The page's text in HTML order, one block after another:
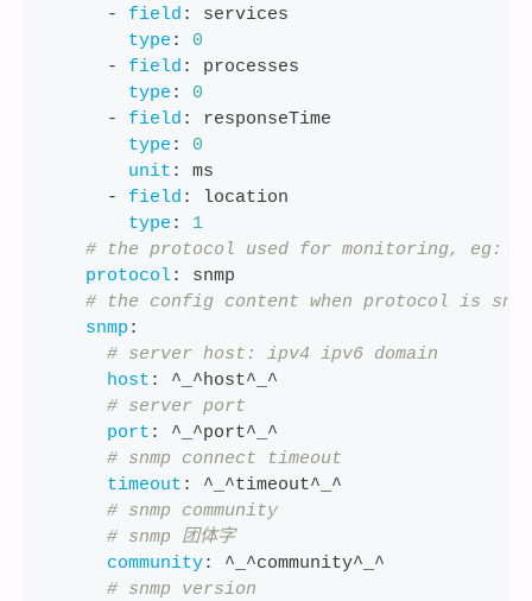
-
field :
services
type :
0
-
field :
processes
type :
0
-
field :
responseTime
type :
0
unit :
ms
-
field :
location
type :
1
# the protocol used for monitoring, eg:
protocol:
snmp
# the config content when protocol is
snmp :
# server host: ipv4 ipv6 domain
host :
^_^host^_^
# server port
port :
^_^port^_^
# snmp connect timeout
timeout :
^_^timeout^_^
# snmp community
# snmp 团体字
community:
^_^community^_^
# snmp version